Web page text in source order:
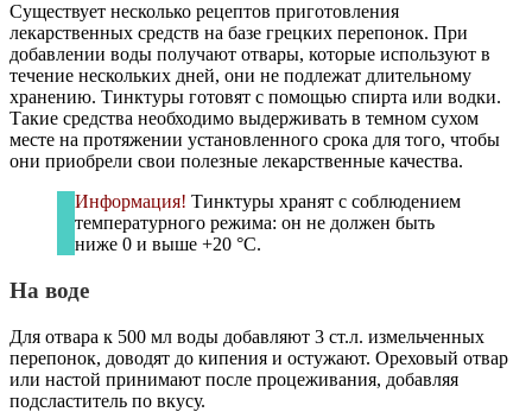
Существует несколько рецептов приготовления
лекарственных средств на базе грецких перепонок. При
добавлении воды получают отвары, которые используют в
течение нескольких дней, они не подлежат длительному
хранению. Тинктуры готовят с помощью спирта или водки.
Такие средства необходимо выдерживать в темном сухом
месте на протяжении установленного срока для того, чтобы
они приобрели свои полезные лекарственные качества.
Информация! Тинктуры хранят с соблюдением
температурного режима: он не должен быть
ниже 0 и выше +20 °С.
На воде
Для отвара к 500 мл воды добавляют 3 ст.л. измельченных
перепонок, доводят до кипения и остужают. Ореховый отвар
или настой принимают после процеживания, добавляя
подсластитель по вкусу.